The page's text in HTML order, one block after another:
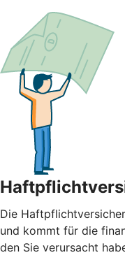
Die
und kommt für die
den Sie verursacht